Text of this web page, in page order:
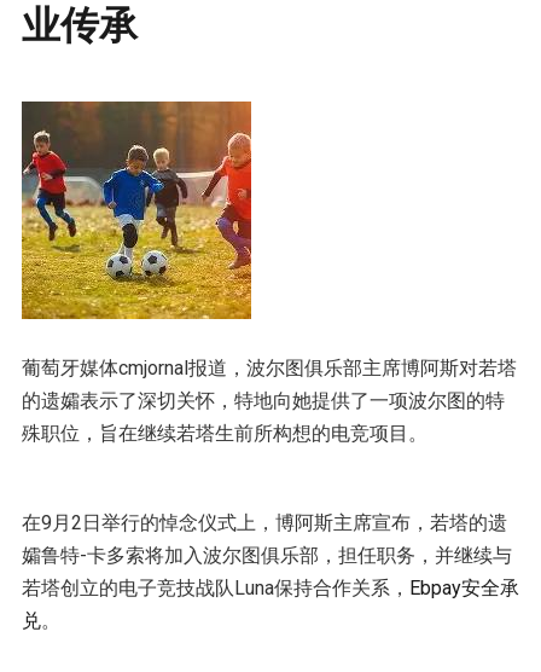
业传承
葡萄牙媒体cmjornal报道，波尔图俱乐部主席博阿斯对若塔
的遗孀表示了深切关怀，特地向她提供了一项波尔图的特
殊职位，旨在继续若塔生前所构想的电竞项目。
在9月2日举行的悼念仪式上，博阿斯主席宣布，若塔的遗
孀鲁特-卡多索将加入波尔图俱乐部，担任职务，并继续与
若塔创立的电子竞技战队Luna保持合作关系， Ebpay安全承
兑。